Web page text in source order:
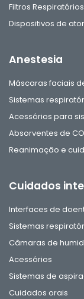
Filtros
Dispositivos de
Anestesia
Máscaras faciais
Sistemas
Acessórios para
Absorventes de
Reanimação e
Cuidados
Interfaces de
Sistemas
Câmaras de
Acessórios
Sistemas de
Cuidados orais